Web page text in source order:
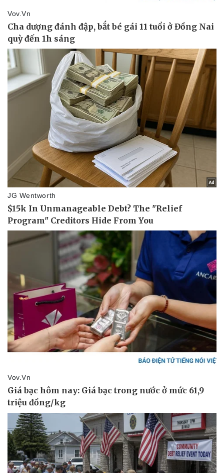
Lịch thi đấu bóng đá
Thế giới thể thao
eSports
Hậu trường
Ô tô - Xe máy
Ô tô
Xe máy
Tư vấn